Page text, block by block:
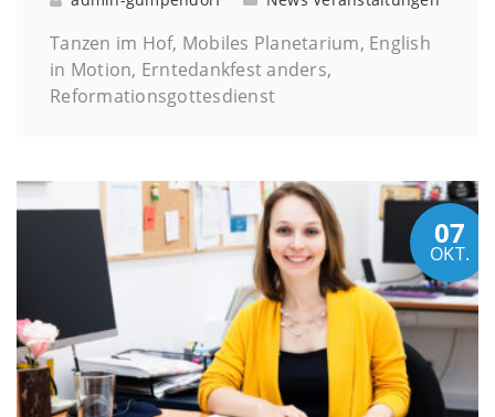
Tanzen im Hof, Mobiles Planetarium, English
in Motion, Erntedankfest anders,
Reformationsgottesdienst
07
OKT.